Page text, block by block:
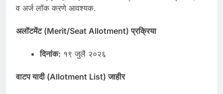
व अर्ज लॉक करणे आवश्यक.
अलॉटमेंट(Merit/Seat Allotment)प्रक्रिया
दिनांक: १९ जुलै २०२६
वाटप यादी(Allotment List)जाहीर